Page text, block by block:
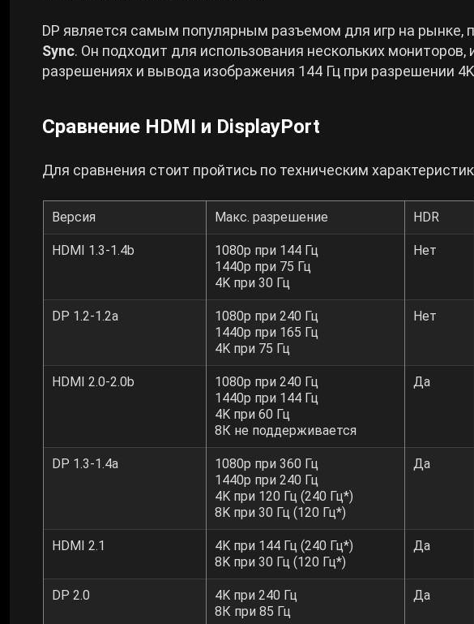
DP является самым популярным разъемом для игр на рынке,
Sync. Он подходит для использования нескольких мониторов,
разрешениях и вывода изображения 144 Гц при разрешении
Сравнение HDMI и DisplayPort
Для сравнения стоит пройтись по техническим
Версия Макс. разрешение HDR
HDMI 1.3-1.4b
1080p при 144 Гц
1440p при 75 Гц
4K при 30 Гц
Нет
DP 1.2-1.2a
1080p при 240 Гц
1440p при 165 Гц
4K при 75 Гц
Нет
HDMI 2.0-2.0b
1080p при 240 Гц
1440р при 144 Гц
4K при 60 Гц
8К не поддерживается
Да
DP 1.3-1.4a
1080р при 360 Гц
1440p при 240 Гц
4K при 120 Гц (240 Гц*)
8K при 30 Гц (120 Гц*)
Да
HDMI 2.1
4K при 144 Гц (240 Гц*)
8K при 30 Гц (120 Гц*)
Да
DP 2.0
4K при 240 Гц
8К при 85 Гц
Да